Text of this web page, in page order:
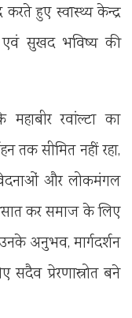
हुए स्वास्थ्य केन्द्र
एवं सुखद भविष्य की
रवांल्टा का
तक सीमित नहीं रहा,
और लोकमंगल
कर समाज के लिए
अनुभव, मार्गदर्शन
सदैव प्रेरणास्रोत बने